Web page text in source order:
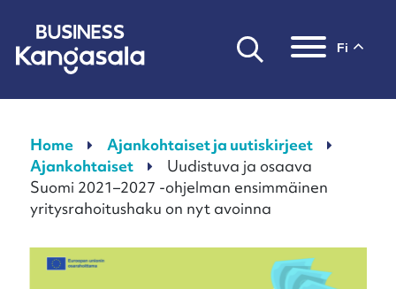
Home
Ajankohtaiset ja uutiskirjeet
Ajankohtaiset
Uudistuva ja osaava
Suomi 2021–2027 -ohjelman ensimmäinen
yritysrahoitushaku on nyt avoinna
fi